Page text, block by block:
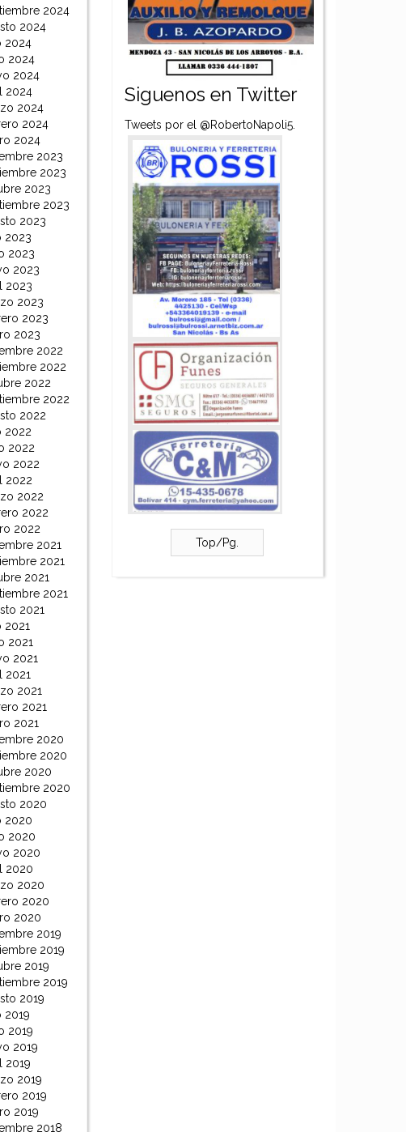
2024
2024
2024
2024
2024
2024
2024
2024
2024
2023
2023
2023
2023
2023
2023
2023
2023
2023
2023
2023
2023
2022
2022
2022
2022
2022
2022
2022
2022
2022
2022
2022
2022
2021
2021
2021
2021
2021
2021
2021
2021
2021
2021
2021
2021
2020
2020
2020
2020
2020
2020
2020
2020
2020
2020
2020
2020
2019
2019
2019
2019
2019
2019
2019
2019
2019
2019
2019
2019
2018
Siguenos en Twitter
Tweets por el @RobertoNapoli5.
Top/Pg.